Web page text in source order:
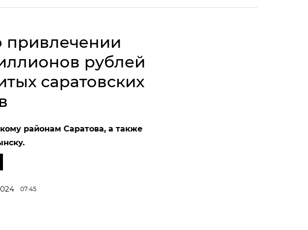
рублей
саратовских
районам Саратова, а также
07:45